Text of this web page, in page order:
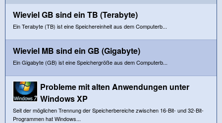
Wieviel GB sind ein TB (Terabyte)
Ein Terabyte (TB) ist eine Speichereinheit aus dem Computerb...
Wieviel MB sind ein GB (Gigabyte)
Ein Gigabyte (GB) ist eine Speichergröße aus dem Computerb...
Probleme mit alten Anwendungen unter
Windows XP
Seit der möglichen Trennung der Speicherbereiche zwischen 16-Bit- und 32-Bit-
Programmen hat Windows...